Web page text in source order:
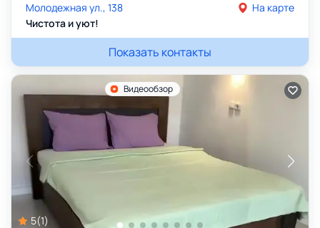
Молодежная ул., 138
На карте
Чистота и уют!
Показать контакты
Видеообзор
5(1)